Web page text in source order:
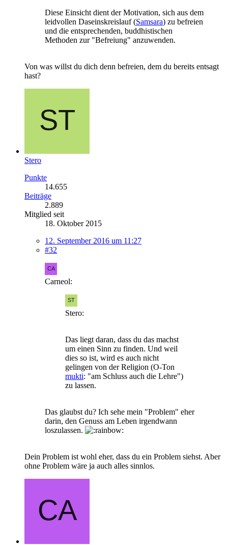
Diese Einsicht dient der Motivation, sich aus dem
leidvollen Daseinskreislauf (Samsara) zu befreien
und die entsprechenden, buddhistischen
Methoden zur "Befreiung" anzuwenden.
Von was willst du dich denn befreien, dem du bereits entsagt
hast?
Stero
Punkte
14.655
Beiträge
2.889
Mitglied seit
18. Oktober 2015
12. September 2016 um 11:27
#32
Carneol:
Stero:
Das liegt daran, dass du das machst
um einen Sinn zu finden. Und weil
dies so ist, wird es auch nicht
gelingen von der Religion (O-Ton
mukti: "am Schluss auch die Lehre")
zu lassen.
Das glaubst du? Ich sehe mein "Problem" eher
darin, den Genuss am Leben irgendwann
loszulassen.
Dein Problem ist wohl eher, dass du ein Problem siehst. Aber
ohne Problem wäre ja auch alles sinnlos.